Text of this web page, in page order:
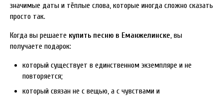
значимые даты и тёплые слова, которые иногда сложно сказать
просто так.
Когда вы решаете купить песню в Еманжелинске, вы
получаете подарок:
который существует в единственном экземпляре и не
повторяется;
который связан не с вещью, а с чувствами и